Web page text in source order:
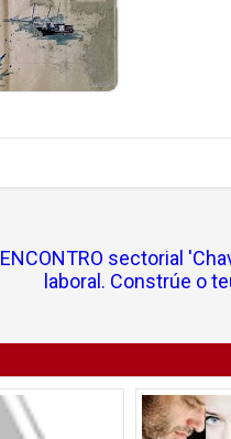
ENCONTRO sectorial
laboral. Constrúe o